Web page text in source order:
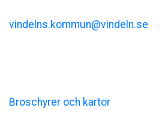
vindelns.kommun@vindeln.se
Broschyrer och kartor